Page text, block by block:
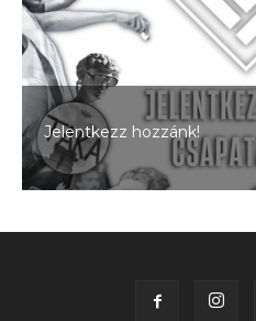
Jelentkezz hozzánk!